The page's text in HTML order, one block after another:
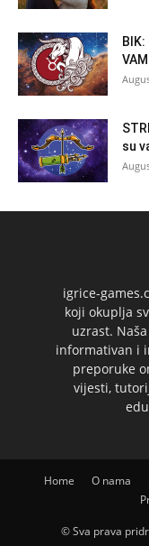
su
igrice-
koji okuplja
uzrast.
informativan i
preporuke
vijesti,
Home O nama
© Sva prava